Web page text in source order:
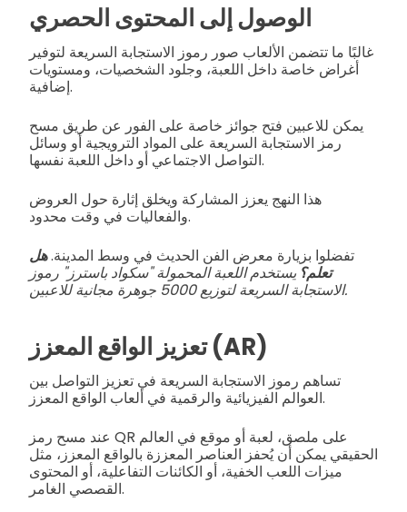
الوصول إلى المحتوى الحصري
غالبًا ما تتضمن الألعاب صور رموز الاستجابة السريعة لتوفير
أغراض خاصة داخل اللعبة، وجلود الشخصيات، ومستويات
إضافية.
يمكن للاعبين فتح جوائز خاصة على الفور عن طريق مسح
رمز الاستجابة السريعة على المواد الترويجية أو وسائل
التواصل الاجتماعي أو داخل اللعبة نفسها.
هذا النهج يعزز المشاركة ويخلق إثارة حول العروض
والفعاليات في وقت محدود.
تفضلوا بزيارة معرض الفن الحديث في وسط المدينة.‏هل
تعلم؟ يستخدم اللعبة المحمولة "سكواد باسترز" رموز
الاستجابة السريعة لتوزيع 5000 جوهرة مجانية للاعبين.
تعزيز الواقع المعزز (AR)
تساهم رموز الاستجابة السريعة في تعزيز التواصل بين
العوالم الفيزيائية والرقمية في ألعاب الواقع المعزز.
عند مسح رمز QR على ملصق، لعبة أو موقع في العالم
الحقيقي يمكن أن يُحفز العناصر المعززة بالواقع المعزز، مثل
ميزات اللعب الخفية، أو الكائنات التفاعلية، أو المحتوى
القصصي الغامر.